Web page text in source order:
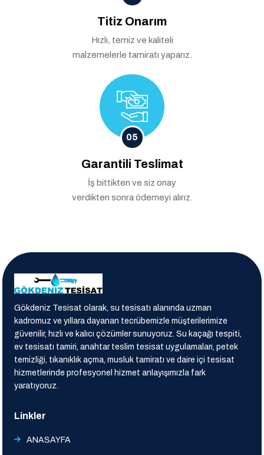
Titiz Onarım
Hızlı, temiz ve kaliteli
malzemelerle tamiratı yaparız.
05
Garantili Teslimat
İş bittikten ve siz onay
verdikten sonra ödemeyi alırız.
Gökdeniz Tesisat olarak, su tesisatı alanında uzman
kadromuz ve yıllara dayanan tecrübemizle müşterilerimize
güvenilir, hızlı ve kalıcı çözümler sunuyoruz. Su kaçağı tespiti,
ev tesisatı tamiri, anahtar teslim tesisat uygulamaları, petek
temizliği, tıkanıklık açma, musluk tamiratı ve daire içi tesisat
hizmetlerinde profesyonel hizmet anlayışımızla fark
yaratıyoruz.
Linkler
ANASAYFA